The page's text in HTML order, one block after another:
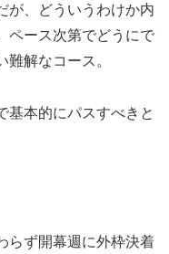
が、どういうわけか内
ペース次第でどうにで
解なコース。
基本的にパスすべきと
らず開幕週に外枠決着